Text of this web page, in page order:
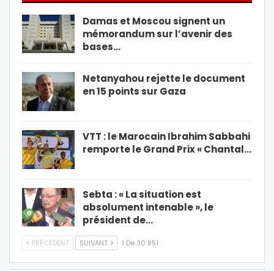
Damas et Moscou signent un
mémorandum sur l’avenir des
bases…
Netanyahou rejette le document
en 15 points sur Gaza
VTT : le Marocain Ibrahim Sabbahi
remporte le Grand Prix « Chantal…
Sebta : « La situation est
absolument intenable », le
président de…
PRÉCÉDENT SUIVANT 1 De 30 851